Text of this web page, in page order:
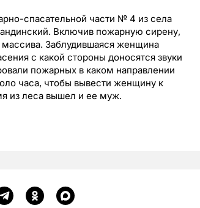
спасательной части № 4 из села
Включив пожарную сирену,
Заблудившаяся женщина
с какой стороны доносятся звуки
пожарных в каком направлении
часа, чтобы вывести женщину к
из леса вышел и ее муж.